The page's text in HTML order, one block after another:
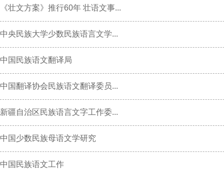
《壮文方案》推行60年 壮语文事...
中央民族大学少数民族语言文学...
中国民族语文翻译局
中国翻译协会民族语文翻译委员...
新疆自治区民族语言文字工作委...
中国少数民族母语文学研究
中国民族语文工作